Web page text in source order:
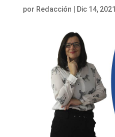
por Redacción Dic 14, 2021